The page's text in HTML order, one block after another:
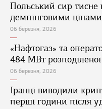
Польський сир тисне
демпінговими цінами
06 березня, 2026
«Нафтогаз» та
484 МВт
06 березня, 2026
Іранці виводили
перші години після